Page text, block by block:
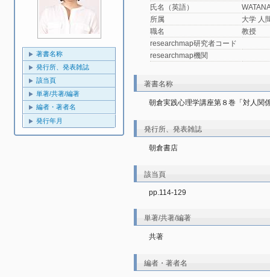
著書名称
発行所、発表雑誌
該当頁
単著/共著/編著
編者・著者名
発行年月
氏名（英語）
所属
大学 人
職名
教授
researchmap研究者コード
researchmap機関
著書名称
朝倉実践心理学講座第８巻「対人関
発行所、発表雑誌
朝倉書店
該当頁
pp.114-129
単著/共著/編著
共著
編者・著者名